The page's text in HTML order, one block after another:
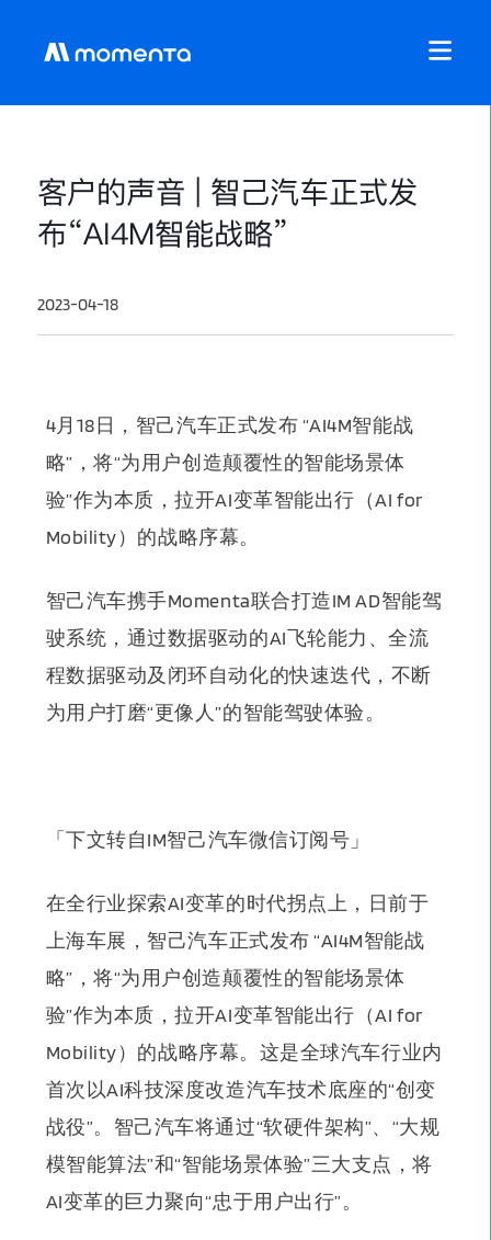
客户的声音 | 智己汽车正式发
布“AI4M智能战略”
2023-04-18
4月18日， 智己汽车正式发布 “AI4M智能战
略”，将“为用户创造颠覆性的智能场景体
验”作为本质，拉开AI变革智能出行（AI for
Mobility）的战略序幕。
智己汽车携手Momenta联合打造IM AD智能驾
驶系统，通过数据驱动的AI飞轮能力、全流
程数据驱动及闭环自动化的快速迭代，不断
为用户打磨“更像人”的智能驾驶体验。
「下文转自IM智己汽车微信订阅号」
在全行业探索AI变革的时代拐点上，日前于
上海车展， 智己汽车正式发布 “AI4M智能战
略”，将“为用户创造颠覆性的智能场景体
验”作为本质，拉开AI变革智能出行（AI for
Mobility）的战略序幕。 这是全球汽车行业内
首次以AI科技深度改造汽车技术底座的“创变
战役”。智己汽车将通过“软硬件架构”、“大规
模智能算法”和“智能场景体验”三大支点，将
AI变革的巨力聚向“忠于用户出行”。